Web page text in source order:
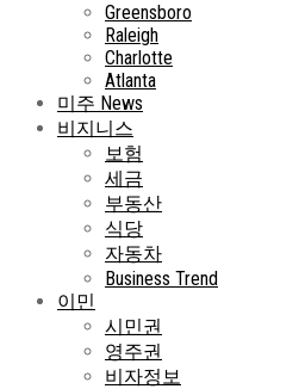
Greensboro
Raleigh
Charlotte
Atlanta
미주 News
비지니스
보험
세금
부동산
식당
자동차
Business Trend
이민
시민권
영주권
비자정보